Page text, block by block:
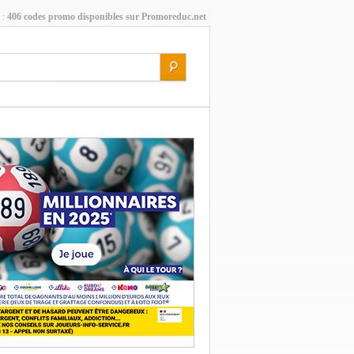
: 406 codes promo disponibles sur Promoreduc.net